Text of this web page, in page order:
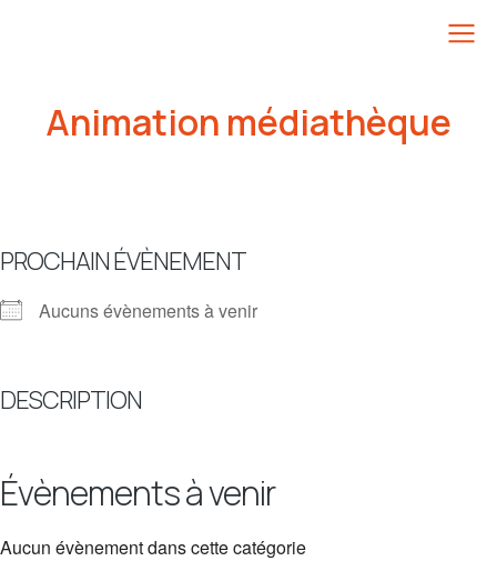
Animation médiathèque
PROCHAIN ÉVÈNEMENT
Aucuns évènements à venir
DESCRIPTION
Évènements à venir
Aucun évènement dans cette catégorie